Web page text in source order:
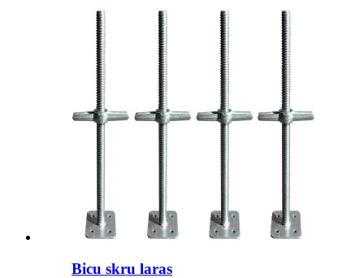
Bicu skru laras